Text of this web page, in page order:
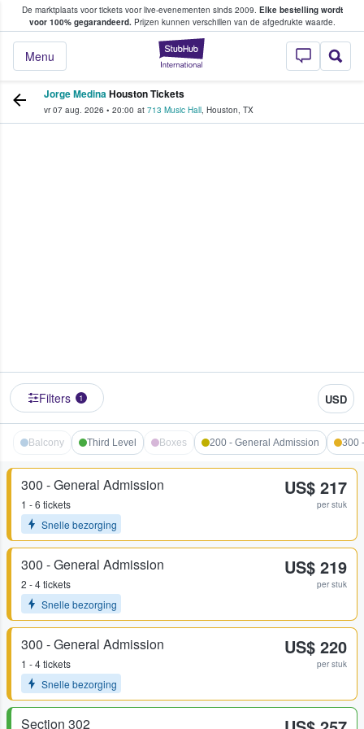
De marktplaats voor tickets voor live-evenementen sinds 2009. Elke bestelling wordt
voor 100% gegarandeerd.Prijzen kunnen verschillen van de afgedrukte waarde.
StubHub: waar
Menu
tickets kopen en verkopen
Jorge MedinaHouston Tickets
vr 07 aug. 2026 • 20:00 at 713 Music Hall, Houston, TX
Filters 1 USD
Balcony Third Level Boxes 200 - General Admission 300
300 - General Admission
1 - 6 tickets
Snelle bezorging
US$ 217
per stuk
300 - General Admission
2 - 4 tickets
Snelle bezorging
US$ 219
per stuk
300 - General Admission
1 - 4 tickets
Snelle bezorging
US$ 220
per stuk
Section 302